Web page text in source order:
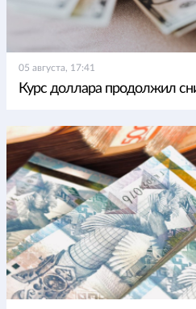
05 августа, 17:41
Курс доллара продолжил